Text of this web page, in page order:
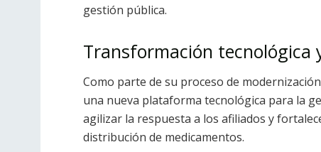
gestión pública.
Transformación
Como parte de su proceso de
una nueva plataforma tecnológica para la
agilizar la respuesta a los afiliados y
distribución de medicamentos.